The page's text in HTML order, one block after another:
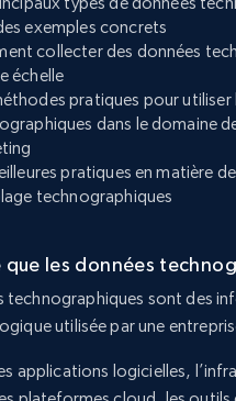
exemples concrets
collecter des données
échelle
pratiques pour utiliser
dans le domaine
pratiques en matière
technographiques
que les données
technographiques sont des
utilisée par une
applications logicielles,